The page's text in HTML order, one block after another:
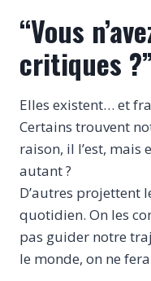
“Vous
critiques ?”
Elles existent… et
Certains trouvent
raison, il l’est, mais
autant ?
D’autres projettent
quotidien. On les
pas guider notre
le monde, on ne